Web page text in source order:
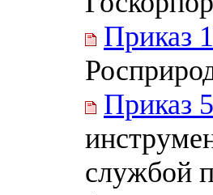
Приказ
Приказ
службой